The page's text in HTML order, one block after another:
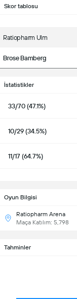
Skor tablosu
Ratiopharm Ulm
Brose Bamberg
İstatistikler
33/70 (47.1%)
10/29 (34.5%)
11/17 (64.7%)
Oyun Bilgisi
Ratiopharm Arena
Maça Katılım: 5,798
Tahminler